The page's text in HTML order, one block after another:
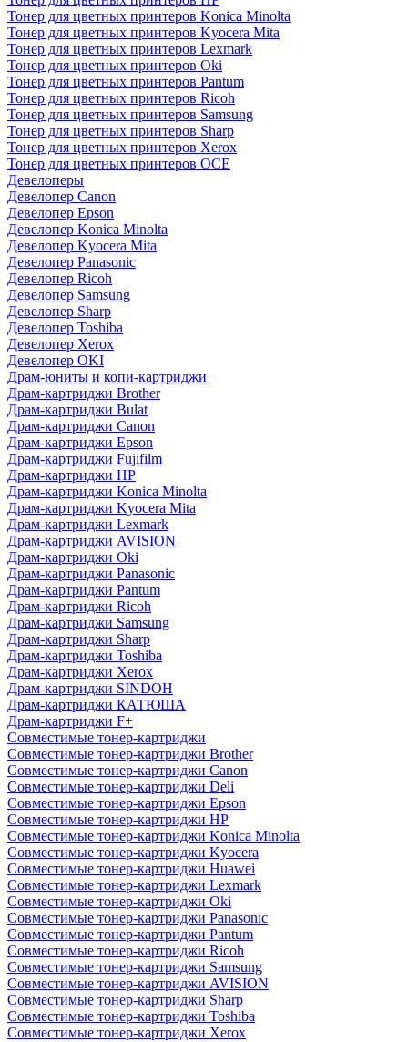
Тонер для цветных принтеров Konica Minolta
Тонер для цветных принтеров Kyocera Mita
Тонер для цветных принтеров Lexmark
Тонер для цветных принтеров Oki
Тонер для цветных принтеров Pantum
Тонер для цветных принтеров Ricoh
Тонер для цветных принтеров Samsung
Тонер для цветных принтеров Sharp
Тонер для цветных принтеров Xerox
Тонер для цветных принтеров OCE
Девелоперы
Девелопер Canon
Девелопер Epson
Девелопер Konica Minolta
Девелопер Kyocera Mita
Девелопер Panasonic
Девелопер Ricoh
Девелопер Samsung
Девелопер Sharp
Девелопер Toshiba
Девелопер Xerox
Девелопер OKI
Драм-юниты и копи-картриджи
Драм-картриджи Brother
Драм-картриджи Bulat
Драм-картриджи Canon
Драм-картриджи Epson
Драм-картриджи Fujifilm
Драм-картриджи HP
Драм-картриджи Konica Minolta
Драм-картриджи Kyocera Mita
Драм-картриджи Lexmark
Драм-картриджи AVISION
Драм-картриджи Oki
Драм-картриджи Panasonic
Драм-картриджи Pantum
Драм-картриджи Ricoh
Драм-картриджи Samsung
Драм-картриджи Sharp
Драм-картриджи Toshiba
Драм-картриджи Xerox
Драм-картриджи SINDOH
Драм-картриджи КАТЮША
Драм-картриджи F+
Совместимые тонер-картриджи
Совместимые тонер-картриджи Brother
Совместимые тонер-картриджи Canon
Совместимые тонер-картриджи Deli
Совместимые тонер-картриджи Epson
Совместимые тонер-картриджи HP
Совместимые тонер-картриджи Konica Minolta
Совместимые тонер-картриджи Kyocera
Совместимые тонер-картриджи Huawei
Совместимые тонер-картриджи Lexmark
Совместимые тонер-картриджи Oki
Совместимые тонер-картриджи Panasonic
Совместимые тонер-картриджи Pantum
Совместимые тонер-картриджи Ricoh
Совместимые тонер-картриджи Samsung
Совместимые тонер-картриджи AVISION
Совместимые тонер-картриджи Sharp
Совместимые тонер-картриджи Toshiba
Совместимые тонер-картриджи Xerox